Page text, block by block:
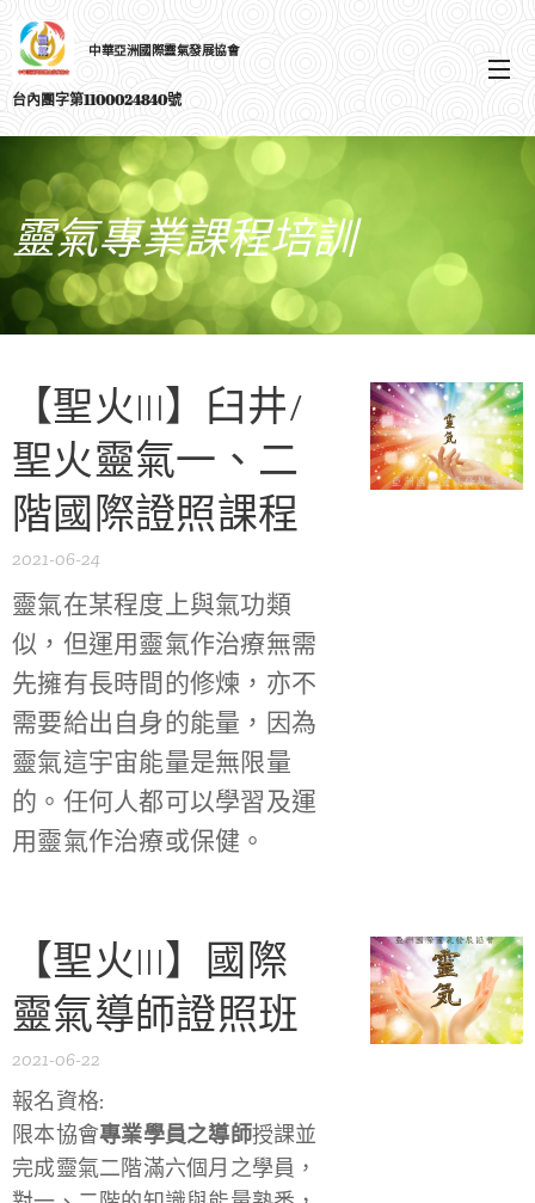
中華亞洲國際靈氣發展協會
台內團字第1100024840號
靈氣專業課程培訓
【聖火III】臼井/
聖火靈氣一、二
階國際證照課程
2021-06-24
靈氣在某程度上與氣功類
似，但運用靈氣作治療無需
先擁有長時間的修煉，亦不
需要給出自身的能量，因為
靈氣這宇宙能量是無限量
的。任何人都可以學習及運
用靈氣作治療或保健。
【聖火III】國際
靈氣導師證照班
2021-06-22
報名資格:
限本協會專業學員之導師授課並
完成靈氣二階滿六個月之學員，